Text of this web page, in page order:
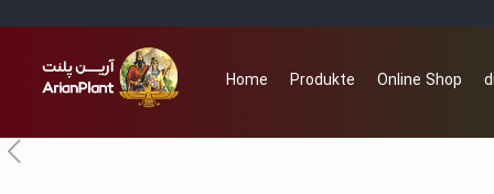
Home Produkte Online Shop